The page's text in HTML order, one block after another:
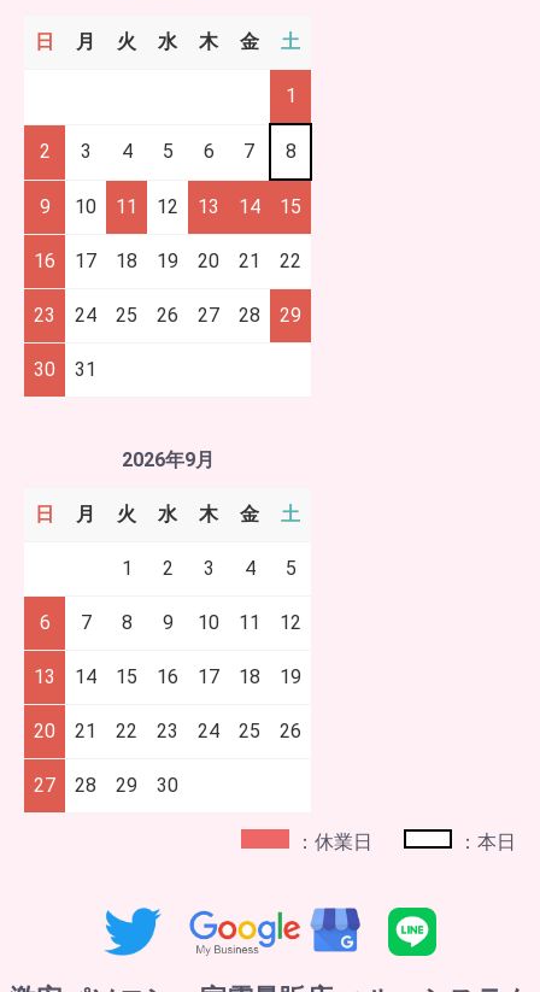
日 月 火 水 木 金 土
1
2 3 4 5 6 7 8
9 10 11 12 13 14 15
16 17 18 19 20 21 22
23 24 25 26 27 28 29
30 31
2026年9月
日 月 火 水 木 金 土
1 2 3 4 5
6 7 8 9 10 11 12
13 14 15 16 17 18 19
20 21 22 23 24 25 26
27 28 29 30
：休業日 ：本日